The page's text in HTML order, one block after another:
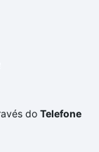
do Telefone